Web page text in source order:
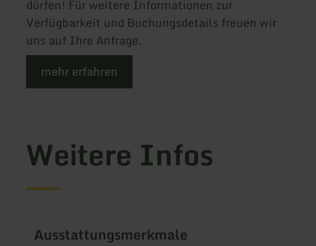
dürfen! Für weitere Informationen zur
Verfügbarkeit und Buchungsdetails freuen wir
uns auf Ihre Anfrage.
mehr erfahren
Weitere Infos
Ausstattungsmerkmale